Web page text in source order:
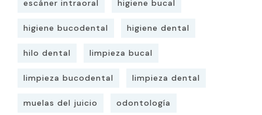
escáner intraoral higiene bucal
higiene bucodental higiene dental
hilo dental limpieza bucal
limpieza bucodental limpieza dental
muelas del juicio odontología